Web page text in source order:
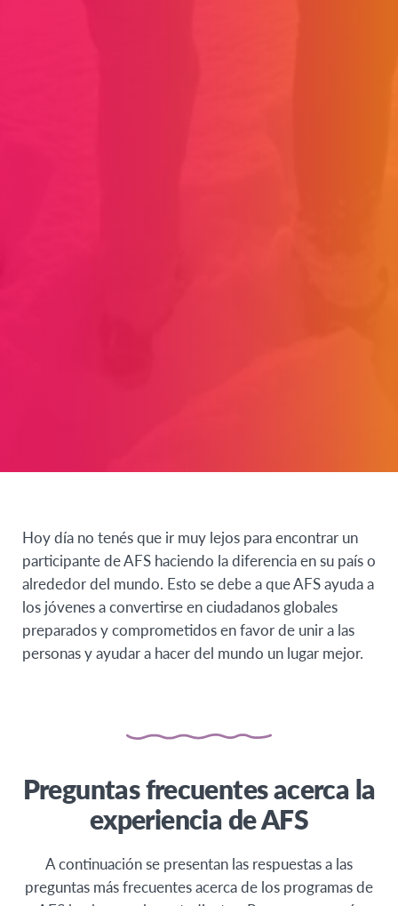
Hoy día no tenés que ir muy lejos para encontrar un
participante de AFS haciendo la diferencia en su país o
alrededor del mundo. Esto se debe a que AFS ayuda a
los jóvenes a convertirse en ciudadanos globales
preparados y comprometidos en favor de unir a las
personas y ayudar a hacer del mundo un lugar mejor.
Preguntas frecuentes acerca la
experiencia de AFS
A continuación se presentan las respuestas a las
preguntas más frecuentes acerca de los programas de